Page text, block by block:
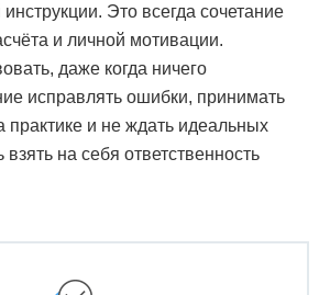
Это всегда сочетание
и личной мотивации.
даже когда ничего
исправлять ошибки, принимать
практике и не ждать идеальных
на себя ответственность